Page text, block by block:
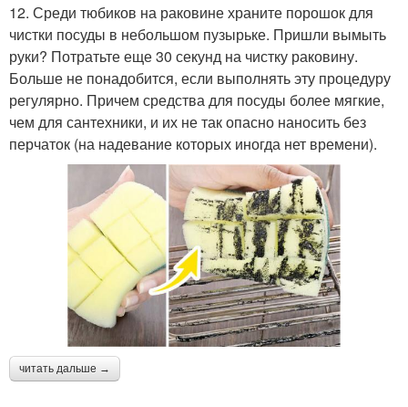
12. Среди тюбиков на раковине храните порошок для
чистки посуды в небольшом пузырьке. Пришли вымыть
руки? Потратьте еще 30 секунд на чистку раковину.
Больше не понадобится, если выполнять эту процедуру
регулярно. Причем средства для посуды более мягкие,
чем для сантехники, и их не так опасно наносить без
перчаток (на надевание которых иногда нет времени).
читать дальше →